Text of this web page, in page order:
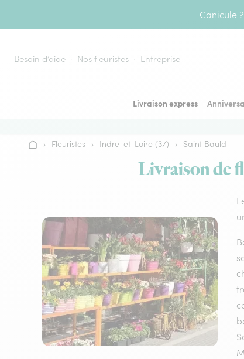
Canicule
Besoin d’aide Nos fleuristes Entreprise
Livraison express
Accueil
› Fleuristes › Indre-et-Loire (37) › Saint Bauld
Livraison de